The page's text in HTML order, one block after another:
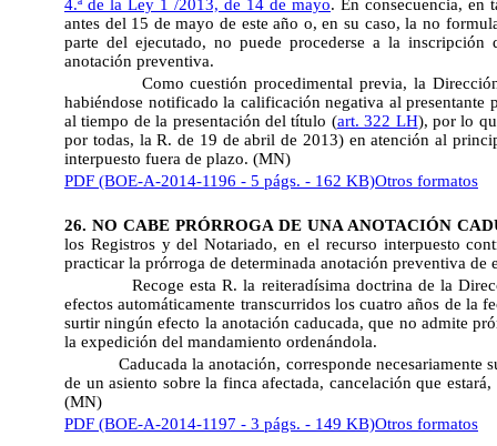
4.ª de la Ley 1 /2013, de 14 de mayo. En consecuencia, en
antes del 15 de mayo de este año o, en su caso, la no
parte del ejecutado, no puede procederse a la
anotación preventiva.
Como cuestión procedimental previa, la
habiéndose notificado la calificación negativa al
al tiempo de la presentación del título (art. 322 LH), por lo
por todas, la R. de 19 de abril de 2013) en atención al
interpuesto fuera de plazo. (MN)
PDF (BOE-A-2014-1196 - 5 págs. - 162 KB)Otros formatos
26. NO CABE PRÓRROGA DE UNA ANOTACIÓN
los Registros y del Notariado, en el recurso interpuesto
practicar la prórroga de determinada anotación preventiva
Recoge esta R. la reiteradísima doctrina de la
efectos automáticamente transcurridos los cuatro años de la
surtir ningún efecto la anotación caducada, que no admite
la expedición del mandamiento ordenándola.
Caducada la anotación, corresponde
de un asiento sobre la finca afectada, cancelación que
(MN)
PDF (BOE-A-2014-1197 - 3 págs. - 149 KB)Otros formatos